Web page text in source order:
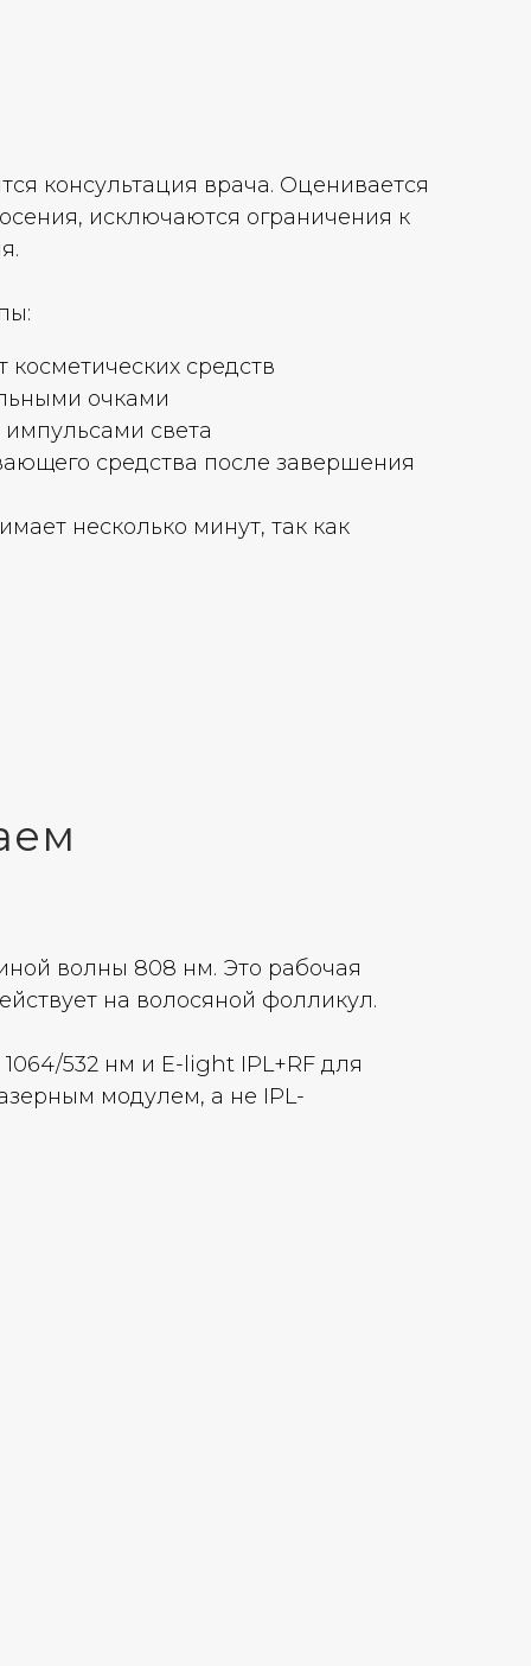
консультация врача. Оценивается
исключаются ограничения к
косметических средств
очками
света
средства после завершения
несколько минут, так как
волны 808 нм. Это рабочая
на волосяной фолликул.
532 нм и E-light IPL+RF для
модулем, а не IPL-